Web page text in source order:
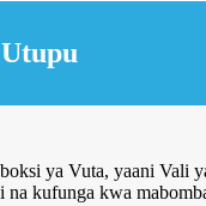
ya Vuta, yaani
kufunga kwa